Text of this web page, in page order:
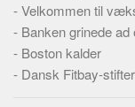
-Velkommen til
- Banken grinede ad
- Boston kalder
- Dansk Fitbay-